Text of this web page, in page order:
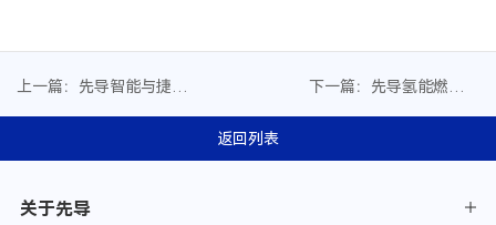
上一篇：先导智能与捷氢
下一篇：先导氢能燃料电
返回列表
关于先导